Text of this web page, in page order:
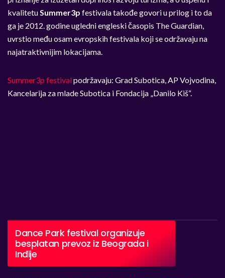
kvalitetuSummer3p festivala takođe govori u prilog i to da
ga je 2012. godine ugledni engleski časopis The Guardian,
uvrstio među osam evropskih festivala koji se održavaju na
najatraktivnijim lokacijama.
Summer3p festivalpodržavaju: Grad Subotica, AP Vojvodina,
Kancelarija za mlade Subotica i Fondacija „Danilo Kiš“.
Dance Park festival organizuje
besplatan prevoz iz Beograda i
Inđije